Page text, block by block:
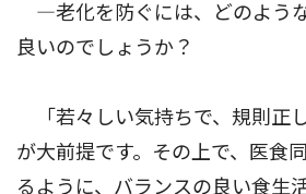
―老化を防ぐには、どのよう
良いのでしょうか？
「若々しい気持ちで、規則正
が大前提です。その上で、医食
るように、バランスの良い食生